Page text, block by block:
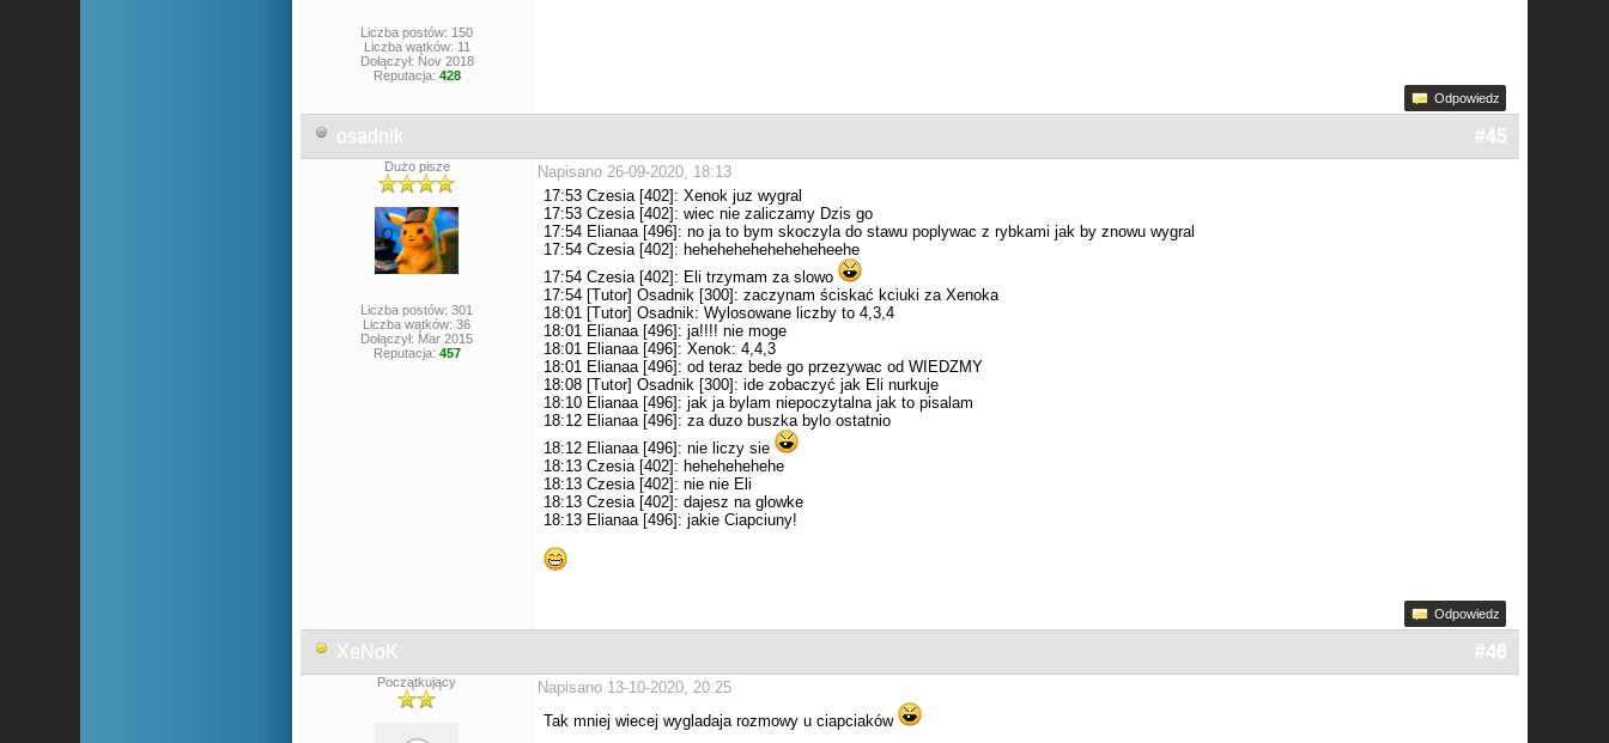
Liczba postów: 150
Liczba wątków: 11
Dołączył: Nov 2018
Reputacja: 428
Odpowiedz
osadnik #45
Dużo pisze
Liczba postów: 301
Liczba wątków: 36
Dołączył: Mar 2015
Reputacja: 457
Napisano 26-09-2020, 18:13
17:53 Czesia [402]: Xenok juz wygral
17:53 Czesia [402]: wiec nie zaliczamy Dzis go
17:54 Elianaa [496]: no ja to bym skoczyla do stawu poplywac z rybkami jak by znowu wygral
17:54 Czesia [402]: heheheheheheheheheehe
17:54 Czesia [402]: Eli trzymam za slowo
17:54 [Tutor] Osadnik [300]: zaczynam ściskać kciuki za Xenoka
18:01 [Tutor] Osadnik: Wylosowane liczby to 4,3,4
18:01 Elianaa [496]: ja!!!! nie moge
18:01 Elianaa [496]: Xenok: 4,4,3
18:01 Elianaa [496]: od teraz bede go przezywac od WIEDZMY
18:08 [Tutor] Osadnik [300]: ide zobaczyć jak Eli nurkuje
18:10 Elianaa [496]: jak ja bylam niepoczytalna jak to pisalam
18:12 Elianaa [496]: za duzo buszka bylo ostatnio
18:12 Elianaa [496]: nie liczy sie
18:13 Czesia [402]: hehehehehehe
18:13 Czesia [402]: nie nie Eli
18:13 Czesia [402]: dajesz na glowke
18:13 Elianaa [496]: jakie Ciapciuny!
Odpowiedz
XeNoK #46
Początkujący
Napisano 13-10-2020, 20:25
Tak mniej wiecej wygladaja rozmowy u ciapciaków